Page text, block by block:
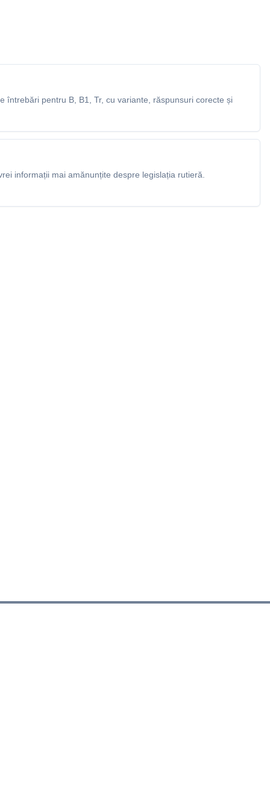
întrebări pentru B, B1, Tr, cu variante, răspunsuri corecte și
informații mai amănunțite despre legislația rutieră.